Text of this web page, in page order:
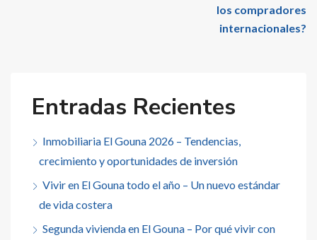
los compradores
internacionales?
Entradas Recientes
Inmobiliaria El Gouna 2026 – Tendencias,
crecimiento y oportunidades de inversión
Vivir en El Gouna todo el año – Un nuevo estándar
de vida costera
Segunda vivienda en El Gouna – Por qué vivir con